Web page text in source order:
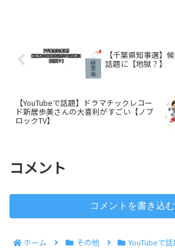
【千葉県知事選】
話題に【地獄？】
【YouTubeで話題】ドラマチックレコー
ド新居歩美さんの大喜利がすごい【ノブ
ロックTV】
コメント
コメントを書き込む
ホーム その他 YouTubeで話